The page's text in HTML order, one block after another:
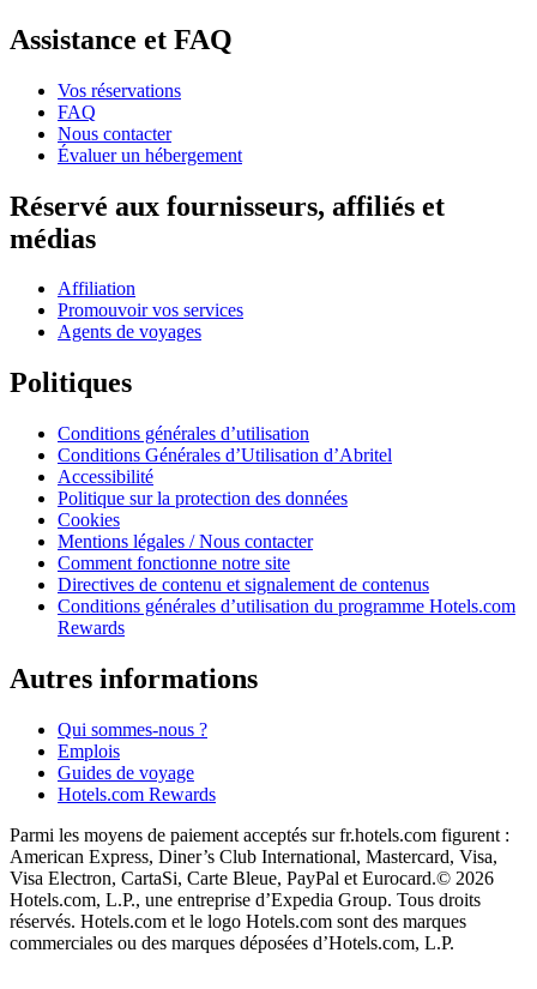
Assistance et FAQ
Vos réservations
FAQ
Nous contacter
Évaluer un hébergement
Réservé aux fournisseurs, affiliés et
médias
Affiliation
Promouvoir vos services
Agents de voyages
Politiques
Conditions générales d’utilisation
Conditions Générales d’Utilisation d’Abritel
Accessibilité
Politique sur la protection des données
Cookies
Mentions légales / Nous contacter
Comment fonctionne notre site
Directives de contenu et signalement de contenus
Conditions générales d’utilisation du programme Hotels.com
Rewards
Autres informations
Qui sommes-nous ?
Emplois
Guides de voyage
Hotels.com Rewards
Parmi les moyens de paiement acceptés sur fr.hotels.com figurent :
American Express, Diner’s Club International, Mastercard, Visa,
Visa Electron, CartaSi, Carte Bleue, PayPal et Eurocard.© 2026
Hotels.com, L.P., une entreprise d’Expedia Group. Tous droits
réservés. Hotels.com et le logo Hotels.com sont des marques
commerciales ou des marques déposées d’Hotels.com, L.P.